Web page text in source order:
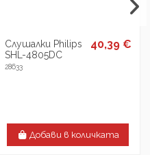
Слушалки Philips
SHL-4805DC
28633
40,39 €
Добави в количката